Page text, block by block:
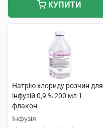
КУПИТИ
Натрію хлориду розчин для
інфузій 0,9 % 200 мл 1
флакон
Інфузія